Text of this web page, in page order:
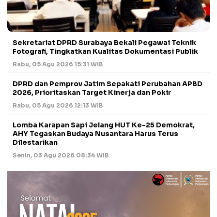
Sekretariat DPRD Surabaya Bekali Pegawai Teknik
Fotografi, Tingkatkan Kualitas Dokumentasi Publik
Rabu, 05 Agu 2026 15:31 WIB
DPRD dan Pemprov Jatim Sepakati Perubahan APBD
2026, Prioritaskan Target Kinerja dan Pokir
Rabu, 05 Agu 2026 12:13 WIB
Lomba Karapan Sapi Jelang HUT Ke-25 Demokrat,
AHY Tegaskan Budaya Nusantara Harus Terus
Dilestarikan
Senin, 03 Agu 2026 08:34 WIB